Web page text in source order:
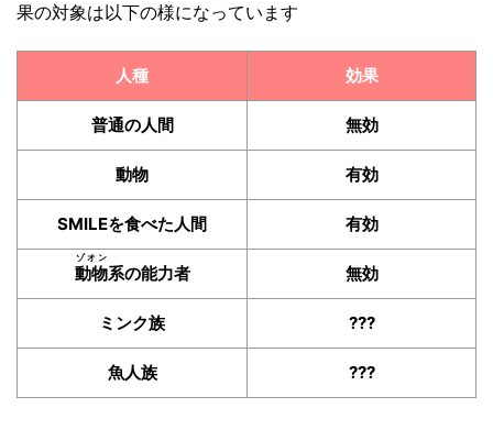
果の対象は以下の様になっています
人種 効果
普通の人間 無効
動物 有効
SMILEを食べた人間 有効
動物
ゾオン
系の能力者 無効
ミンク族 ???
魚人族 ???